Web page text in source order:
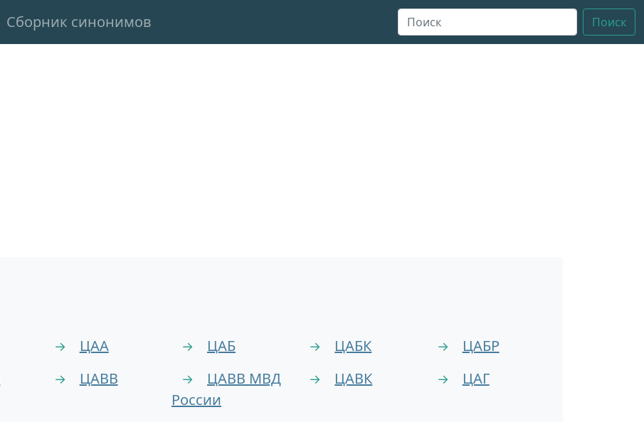
Сборник синонимов Поиск
→ ЦАА → ЦАБ → ЦАБК → ЦАБР
→ ЦАВВ →
ЦАВВ МВД
России
→ ЦАВК → ЦАГ